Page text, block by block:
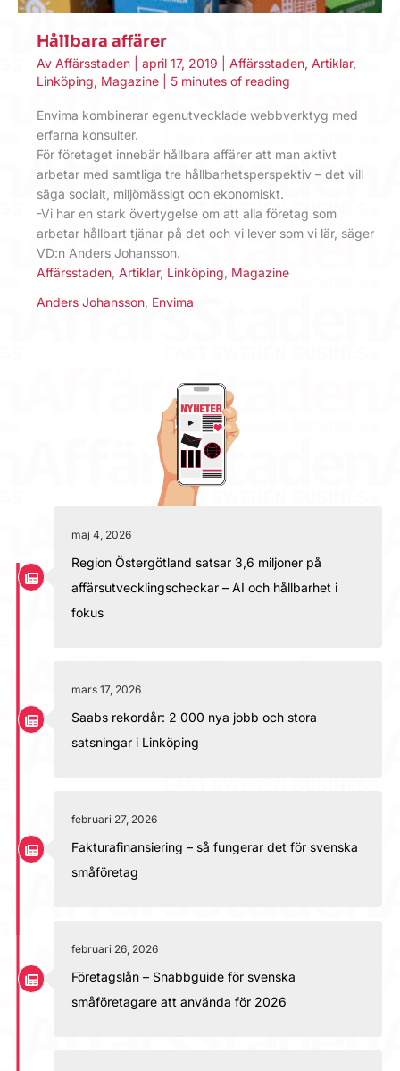
Hållbara affärer
Av Affärsstaden april 17, 2019 Affärsstaden, Artiklar,
Linköping, Magazine 5 minutes of reading
Envima kombinerar egenutvecklade webbverktyg med
erfarna konsulter.
För företaget innebär hållbara affärer att man aktivt
arbetar med samtliga tre hållbarhetsperspektiv – det vill
säga socialt, miljömässigt och ekonomiskt.
-Vi har en stark övertygelse om att alla företag som
arbetar hållbart tjänar på det och vi lever som vi lär, säger
VD:n Anders Johansson.
Affärsstaden Artiklar, Linköping Magazine
Anders Johansson Envima
maj 4, 2026
Region Östergötland satsar 3,6 miljoner på
affärsutvecklingscheckar – AI och hållbarhet i
fokus
mars 17, 2026
Saabs rekordår: 2 000 nya jobb och stora
satsningar i Linköping
februari 27, 2026
Fakturafinansiering – så fungerar det för svenska
småföretag
februari 26, 2026
Företagslån – Snabbguide för svenska
småföretagare att använda för 2026